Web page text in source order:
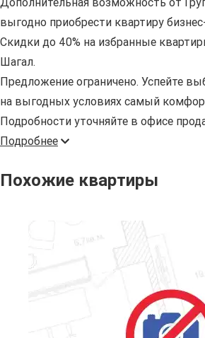
выгодно приобрести квартиру
Скидки до 40% на избранные
Шагал.
Предложение ограничено. Успейте
на выгодных условиях самый
Подробности уточняйте в офисе
Подробнее
Похожие квартиры